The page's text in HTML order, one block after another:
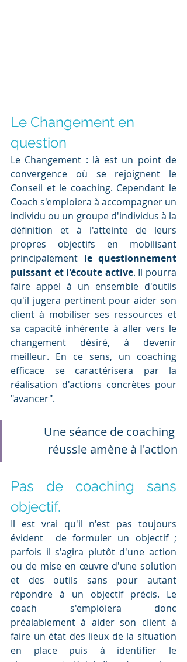
Le Changement en
question
Le Changement : là est un point de
convergence où se rejoignent le
Conseil et le coaching. Cependant le
Coach s'emploiera à accompagner un
individu ou un groupe d'individus à la
définition et à l'atteinte de leurs
propres objectifs en mobilisant
principalement le questionnement
puissant et l'écoute active. Il pourra
faire appel à un ensemble d'outils
qu'il jugera pertinent pour aider son
client à mobiliser ses ressources et
sa capacité inhérente à aller vers le
changement désiré, à devenir
meilleur. En ce sens, un coaching
efficace se caractérisera par la
réalisation d'actions concrètes pour
"avancer".
Une séance de coaching
réussie amène à l'action
Pas de coaching sans
objectif.
Il est vrai qu'il n'est pas toujours
évident  de formuler un objectif ;
parfois il s'agira plutôt d'une action
ou de mise en œuvre d'une solution
et des outils sans pour autant
répondre à un objectif précis. Le
coach s'emploiera donc
préalablement à aider son client à
faire un état des lieux de la situation
en place puis à identifier le